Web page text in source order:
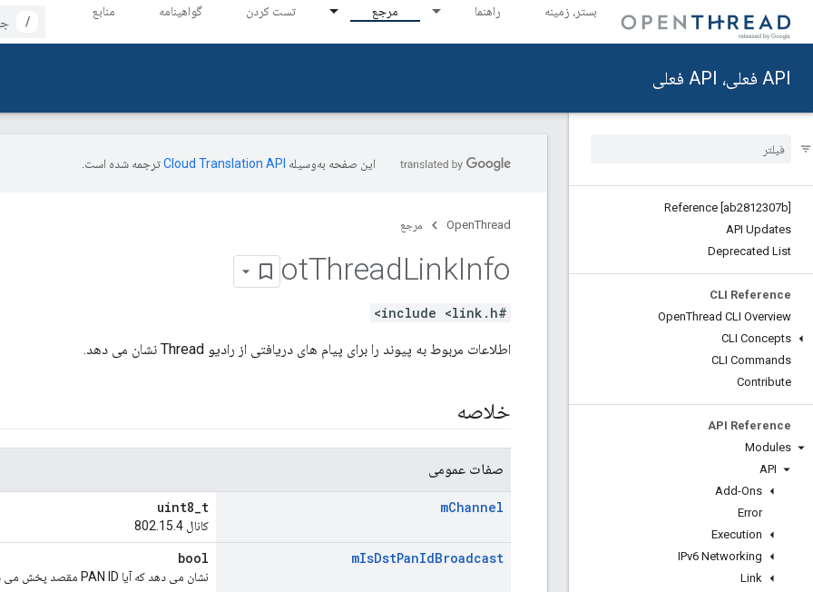
بستر، زمینه راهنما مرجع تست کردن گواهینامه منابع
/
API فعلی، API فعلی
Reference [ab2812307b]
API Updates
Deprecated List
CLI Reference
OpenThread CLI Overview
CLI Concepts
CLI Commands
Contribute
API Reference
Modules
API
Add-Ons
Error
Execution
IPv6 Networking
Link
این صفحه به‌وسیله ترجمه شده است.
OpenThread مرجع
otThreadLinkInfo
#include <link.h>
اطلاعات مربوط به پیوند را برای پیام های دریافتی از رادیو Thread نشان می دهد.
خلاصه
صفات عمومی
mChannel
uint8_t
کانال 802.15.4
mIsDstPanIdBroadcast
bool
نشان می دهد که آیا PAN ID مقصد پخش می شود یا خیر.